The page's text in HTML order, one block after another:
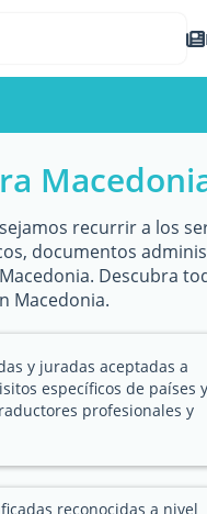
recurrir a los
documentos
Descubra
Macedonia.
y juradas aceptadas a
específicos de países y
profesionales y
reconocidas a nivel